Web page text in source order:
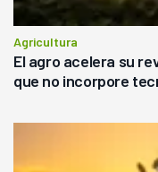
Agricultura
El agro acelera su
que no incorpore